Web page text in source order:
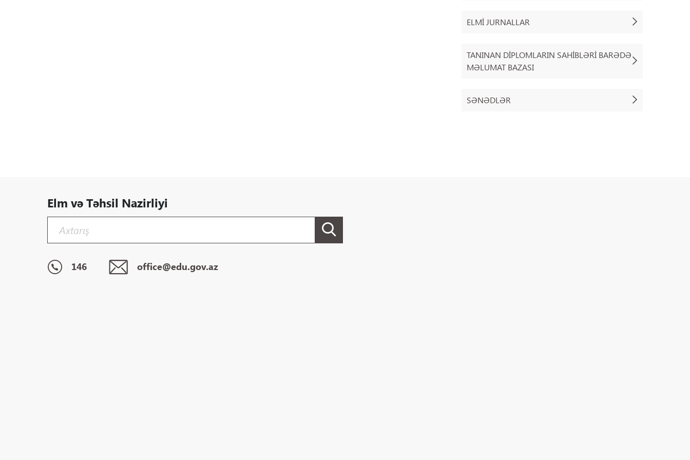
ELMI JURNALLAR
TANINAN DIPLOMLARIN SAHIBLƏRI BARƏDƏ
MƏLUMAT BAZASI
SƏNƏDLƏR
Elm və Təhsil Nazirliyi
146 office@edu.gov.az